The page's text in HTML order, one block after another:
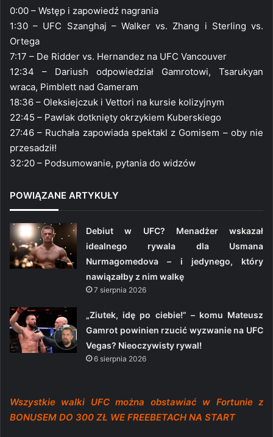
0:00 – Wstęp i zapowiedź nagrania
1:30 – UFC Szanghaj – Walker vs. Zhang i Sterling vs.
Ortega
7:17 – De Ridder vs. Hernandez na UFC Vancouver
12:34 – Dariush odpowiedział Gamrotowi, Tsarukyan
wraca, Pimblett nad Gameram
18:36 – Oleksiejczuk i Vettori na kursie kolizyjnym
22:45 – Pawlak dotknięty okrzykiem Kuberskiego
27:46 – Ruchała zapowiada spektakl z Gomisem – oby nie
przesadził!
32:20 – Podsumowanie, pytania do widzów
POWIĄZANE ARTYKUŁY
Debiut w UFC? Menadżer wskazał
idealnego rywala dla Usmana
Nurmagomedova – i jedynego, który
nawiązałby z nim walkę
7 sierpnia 2026
„Ziutek, idę po ciebie!” – komu Mateusz
Gamrot powinien rzucić wyzwanie na UFC
Vegas? Nieoczywisty rywal!
6 sierpnia 2026
Wszystkie walki UFC można obstawiać w Fortunie z
BONUSEM DO 300 ZŁ WE FREEBETACH NA START